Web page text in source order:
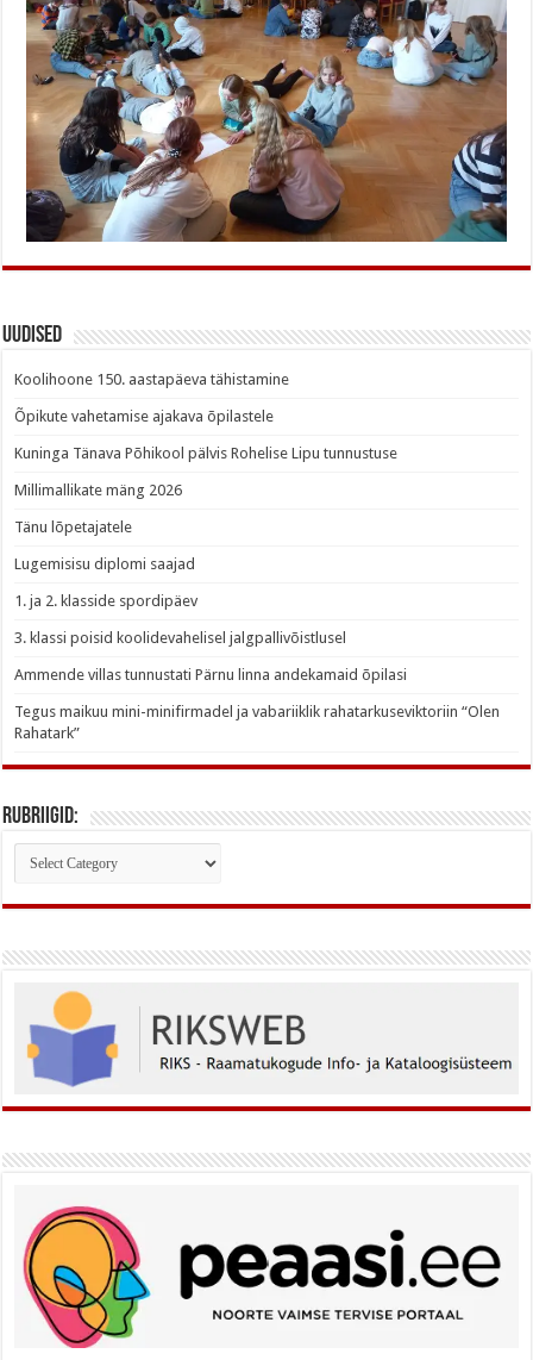
Uudised
Koolihoone 150. aastapäeva tähistamine
Õpikute vahetamise ajakava õpilastele
Kuninga Tänava Põhikool pälvis Rohelise Lipu tunnustuse
Millimallikate mäng 2026
Tänu lõpetajatele
Lugemisisu diplomi saajad
1. ja 2. klasside spordipäev
3. klassi poisid koolidevahelisel jalgpallivõistlusel
Ammende villas tunnustati Pärnu linna andekamaid õpilasi
Tegus maikuu mini-minifirmadel ja vabariiklik rahatarkuseviktoriin “Olen
Rahatark”
Rubriigid:
Rubriigid: